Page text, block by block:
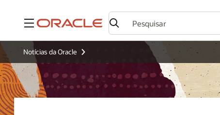
Menu
Notícias da Oracle